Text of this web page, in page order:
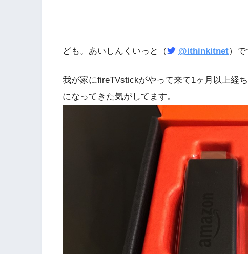
ども。あいしんくいっと（ @ithinkitnet）で
我が家にfireTVstickがやって来て1ヶ月以上経
になってきた気がしてます。